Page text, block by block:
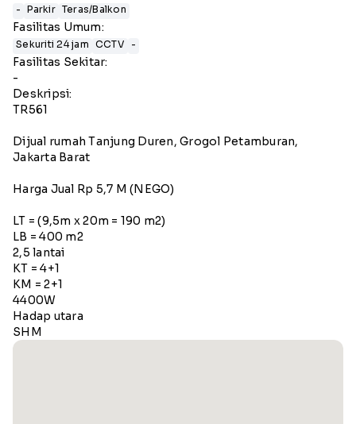
- Parkir Teras/Balkon
Fasilitas Umum:
Sekuriti 24 jam CCTV -
Fasilitas Sekitar:
-
Deskripsi:
TR561
Dijual rumah Tanjung Duren, Grogol Petamburan,
Jakarta Barat
Harga Jual Rp 5,7 M (NEGO)
LT = (9,5m x 20m = 190 m2)
LB = 400 m2
2,5 lantai
KT = 4+1
KM = 2+1
4400W
Hadap utara
SHM